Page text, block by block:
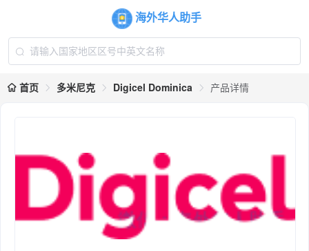
海外华人助手
首页 多米尼克 Digicel Dominica 产品详情